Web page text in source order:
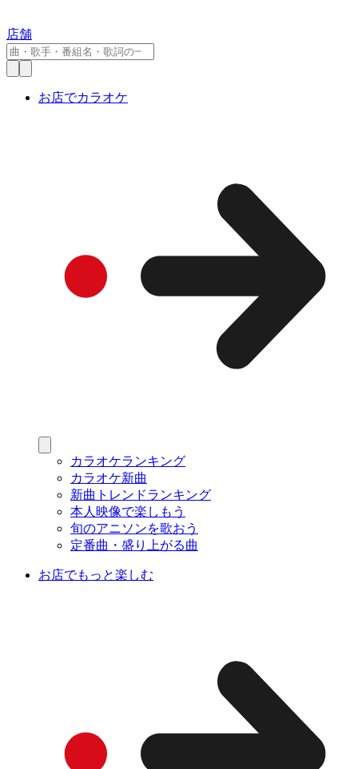
店舗
お店でカラオケ
カラオケランキング
カラオケ新曲
新曲トレンドランキング
本人映像で楽しもう
旬のアニソンを歌おう
定番曲・盛り上がる曲
お店でもっと楽しむ